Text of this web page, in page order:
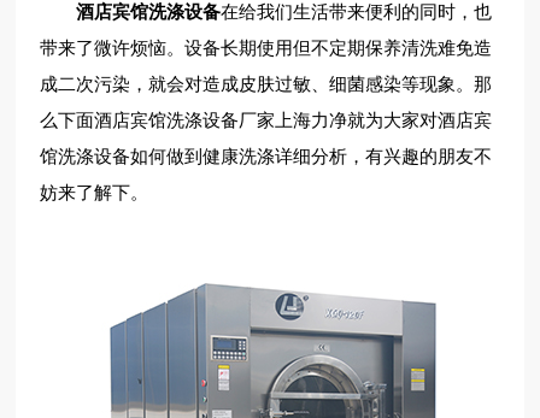
酒店宾馆洗涤设备在给我们生活带来便利的同时，也
带来了微许烦恼。设备长期使用但不定期保养清洗难免造
成二次污染，就会对造成皮肤过敏、细菌感染等现象。那
么下面酒店宾馆洗涤设备厂家上海力净就为大家对酒店宾
馆洗涤设备如何做到健康洗涤详细分析，有兴趣的朋友不
妨来了解下。